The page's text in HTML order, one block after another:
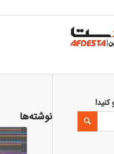
نوشته‌ها